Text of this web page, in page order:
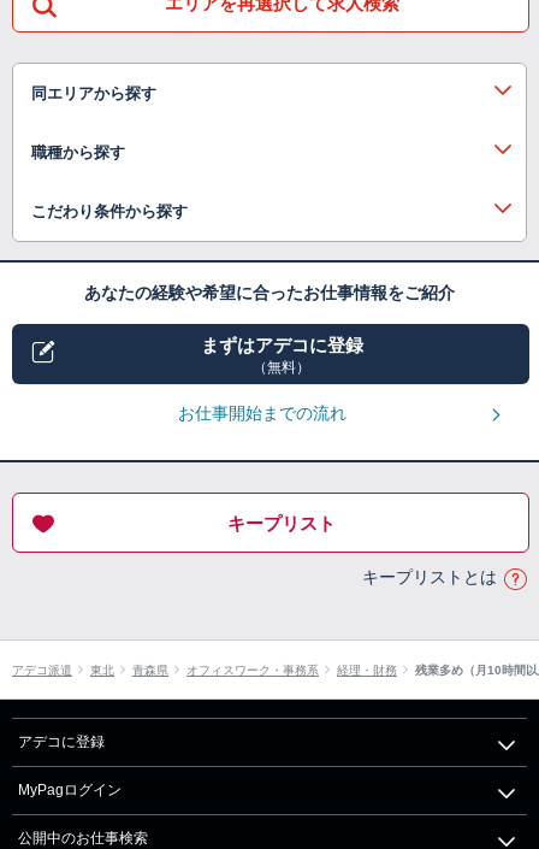
同エリアから探す
職種から探す
こだわり条件から探す
あなたの経験や希望に合ったお仕事情報をご紹介
まずはアデコに登録
（無料）
お仕事開始までの流れ
キープリスト
キープリストとは
アデコ派遣 東北 青森県 オフィスワーク・事務系 経理・財務 残業多め（月10時間
アデコに登録
MyPagログイン
公開中のお仕事検索